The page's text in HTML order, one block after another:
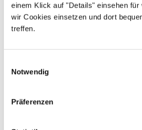
einem Klick auf "Details" einsehen für
wir Cookies einsetzen und dort
treffen.
Notwendig
Präferenzen
Ich unterstütze Sie dabei, die
Zahnarztpraxis für Ihren nächsten
finden. Bei Fragen rund um Ihre
Jetzt zur kostenlosen
Kontakt